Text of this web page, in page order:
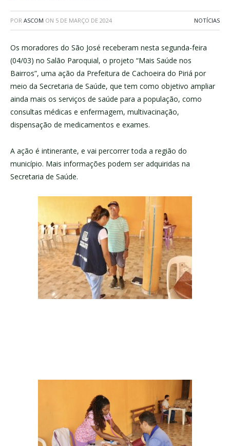
POR ASCOM ON 5 DE MARÇO DE 2024 NOTÍCIAS
Os moradores do São José receberam nesta segunda-feira
(04/03) no Salão Paroquial, o projeto “Mais Saúde nos
Bairros”, uma ação da Prefeitura de Cachoeira do Piriá por
meio da Secretaria de Saúde, que tem como objetivo ampliar
ainda mais os serviços de saúde para a população, como
consultas médicas e enfermagem, multivacinação,
dispensação de medicamentos e exames.
A ação é intinerante, e vai percorrer toda a região do
município. Mais informações podem ser adquiridas na
Secretaria de Saúde.